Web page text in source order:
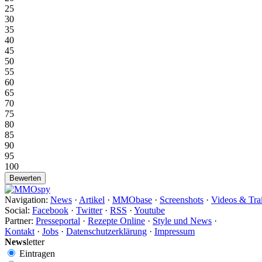
25
30
35
40
45
50
55
60
65
70
75
80
85
90
95
100
Navigation: News · Artikel · MMObase · Screenshots · Videos &
Social: Facebook · Twitter· RSS · Youtube
Partner: Presseportal · Rezepte Online · Style und News ·
Kontakt · Jobs · Datenschutzerklärung · Impressum
Newsletter
Eintragen